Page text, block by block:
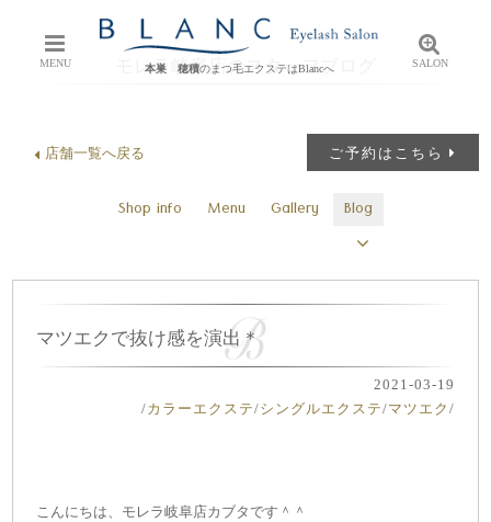
MENU 本巣 穂積のまつ毛エクステはBlancへ SALON
モレラ岐阜店のスタッフブログ
ご予約はこちら
店舗一覧へ戻る
Shop info Menu Gallery Blog
マツエクで抜け感を演出＊
2021-03-19
/カラーエクステ/シングルエクステ/マツエク /
こんにちは、モレラ岐阜店カブタです＾＾